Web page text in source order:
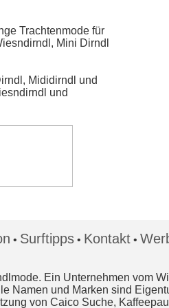
Trachtenmode für
Mini Dirndl
Mididirndl und
und
• Surftipps • Kontakt •
Ein Unternehmen vom
Namen und Marken sind
von Caico Suche,